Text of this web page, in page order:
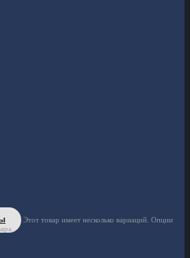
Этот товар имеет несколько вариаций. Опции